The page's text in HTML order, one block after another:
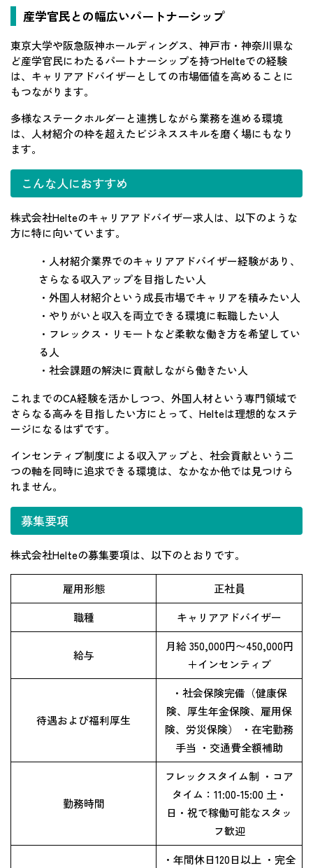
産学官民との幅広いパートナーシップ
東京大学や阪急阪神ホールディングス、神戸市・神奈川県な
ど産学官民にわたるパートナーシップを持つHelteでの経験
は、キャリアアドバイザーとしての市場価値を高めることに
もつながります。
多様なステークホルダーと連携しながら業務を進める環境
は、人材紹介の枠を超えたビジネススキルを磨く場にもなり
ます。
こんな人におすすめ
株式会社Helteのキャリアアドバイザー求人は、以下のような
方に特に向いています。
・人材紹介業界でのキャリアアドバイザー経験があり、
さらなる収入アップを目指したい人
・外国人材紹介という成長市場でキャリアを積みたい人
・やりがいと収入を両立できる環境に転職したい人
・フレックス・リモートなど柔軟な働き方を希望してい
る人
・社会課題の解決に貢献しながら働きたい人
これまでのCA経験を活かしつつ、外国人材という専門領域で
さらなる高みを目指したい方にとって、Helteは理想的なステ
ージになるはずです。
インセンティブ制度による収入アップと、社会貢献という二
つの軸を同時に追求できる環境は、なかなか他では見つけら
れません。
募集要項
株式会社Helteの募集要項は、以下のとおりです。
雇用形態
正社員
職種
キャリアアドバイザー
給与
月給 350,000円〜450,000円
＋インセンティブ
待遇および福利厚生
・社会保険完備（健康保
険、厚生年金保険、雇用保
険、労災保険） ・在宅勤務
手当 ・交通費全額補助
勤務時間
フレックスタイム制 ・コア
タイム：11:00-15:00 土・
日・祝で稼働可能なスタッ
フ歓迎
・年間休日120日以上 ・完全